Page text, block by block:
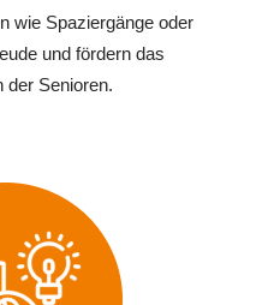
wie Spaziergänge oder
und fördern das
der Senioren.